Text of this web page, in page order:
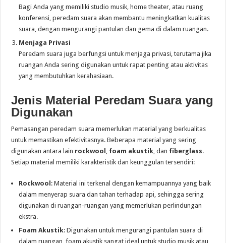
Bagi Anda yang memiliki studio musik, home theater, atau ruang
konferensi, peredam suara akan membantu meningkatkan kualitas
suara, dengan mengurangi pantulan dan gema di dalam ruangan.
Menjaga Privasi
Peredam suara juga berfungsi untuk menjaga privasi, terutama jika
ruangan Anda sering digunakan untuk rapat penting atau aktivitas
yang membutuhkan kerahasiaan.
Jenis Material Peredam Suara yang
Digunakan
Pemasangan peredam suara memerlukan material yang berkualitas
untuk memastikan efektivitasnya. Beberapa material yang sering
digunakan antara lain rockwool , foam akustik, dan fiberglass.
Setiap material memiliki karakteristik dan keunggulan tersendiri:
Rockwool : Material ini terkenal dengan kemampuannya yang baik
dalam menyerap suara dan tahan terhadap api, sehingga sering
digunakan di ruangan-ruangan yang memerlukan perlindungan
ekstra.
Foam Akustik: Digunakan untuk mengurangi pantulan suara di
dalam ruangan, foam akustik sangat ideal untuk studio musik atau